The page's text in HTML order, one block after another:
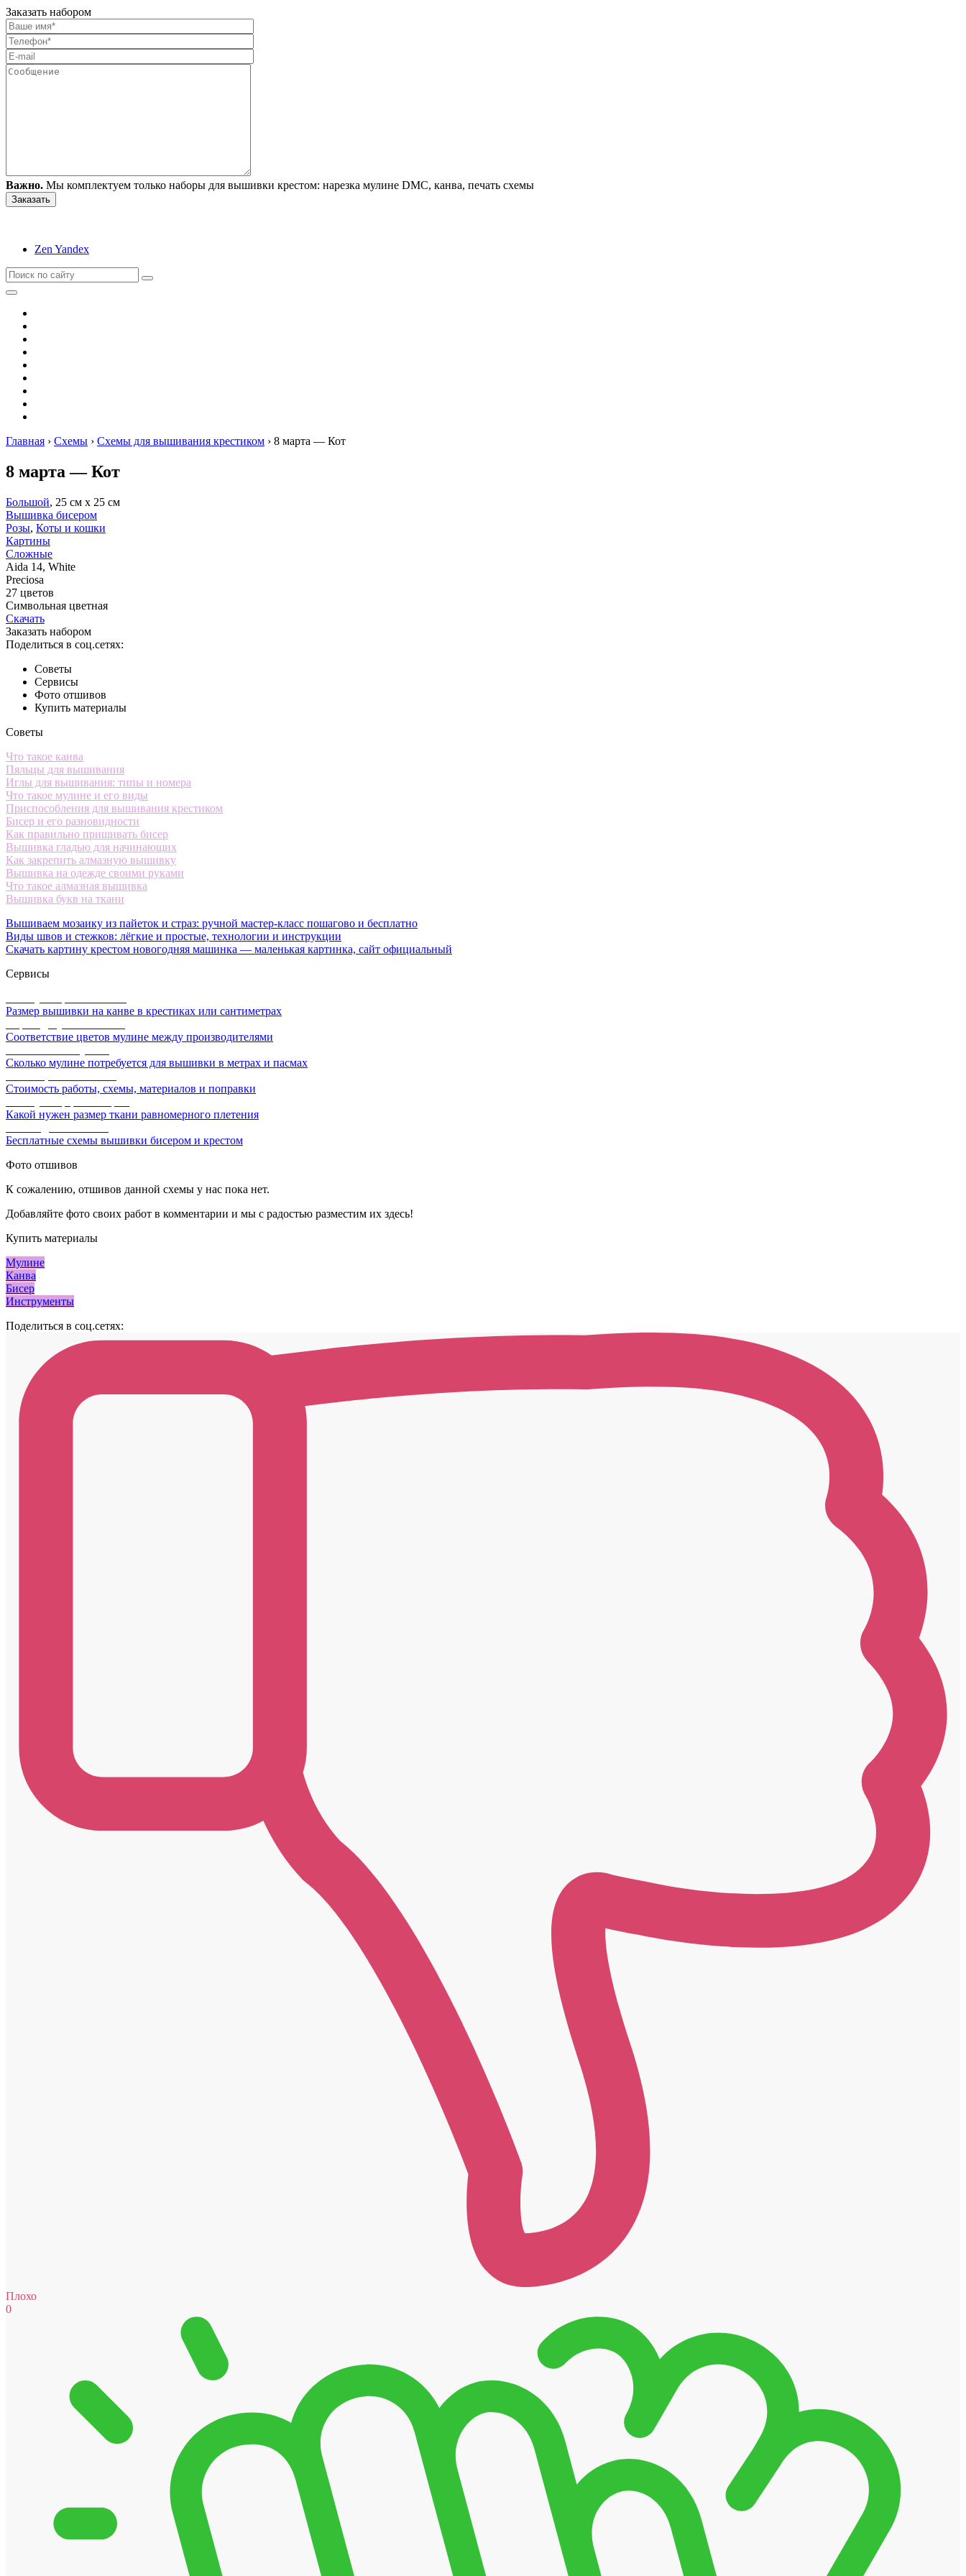
Заказать набором
Важно. Мы комплектуем только наборы для вышивки крестом: нарезка мулине DMC, канва, печать схемы
Zen Yandex
Главная › Схемы › Схемы для вышивания крестиком › 8 марта — Кот
8 марта — Кот
Большой, 25 см х 25 см
Вышивка бисером
Розы, Коты и кошки
Картины
Сложные
Aida 14, White
Preciosa
27 цветов
Символьная цветная
Скачать
Заказать набором
Поделиться в соц.сетях:
Советы
Сервисы
Фото отшивов
Купить материалы
Советы
Что такое канва
Пяльцы для вышивания
Иглы для вышивания: типы и номера
Что такое мулине и его виды
Приспособления для вышивания крестиком
Бисер и его разновидности
Как правильно пришивать бисер
Вышивка гладью для начинающих
Как закрепить алмазную вышивку
Вышивка на одежде своими руками
Что такое алмазная вышивка
Вышивка букв на ткани
Вышиваем мозаику из пайеток и страз: ручной мастер-класс пошагово и бесплатно
Виды швов и стежков: лёгкие и простые, технологии и инструкции
Скачать картину крестом новогодняя машинка — маленькая картинка, сайт официальный
Сервисы
Размер вышивки на канве в крестиках или сантиметрах
Соответствие цветов мулине между производителями
Сколько мулине потребуется для вышивки в метрах и пасмах
Стоимость работы, схемы, материалов и поправки
Какой нужен размер ткани равномерного плетения
Бесплатные схемы вышивки бисером и крестом
Фото отшивов
К сожалению, отшивов данной схемы у нас пока нет.
Добавляйте фото своих работ в комментарии и мы с радостью разместим их здесь!
Купить материалы
Мулине
Канва
Бисер
Инструменты
Поделиться в соц.сетях:
Плохо
0